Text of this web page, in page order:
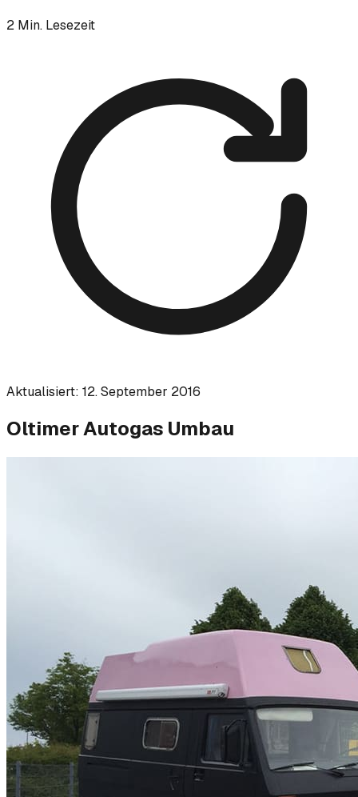
2 Min. Lesezeit
Aktualisiert: 12. September 2016
Oltimer Autogas Umbau